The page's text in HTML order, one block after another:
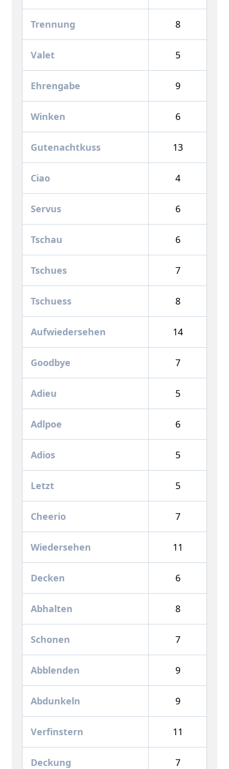
Trennung 8
Valet 5
Ehrengabe 9
Winken 6
Gutenachtkuss 13
Ciao 4
Servus 6
Tschau 6
Tschues 7
Tschuess 8
Aufwiedersehen 14
Goodbye 7
Adieu 5
Adlpoe 6
Adios 5
Letzt 5
Cheerio 7
Wiedersehen 11
Decken 6
Abhalten 8
Schonen 7
Abblenden 9
Abdunkeln 9
Verfinstern 11
Deckung 7